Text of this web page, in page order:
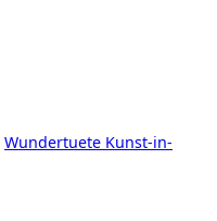
Wundertuete Kunst-in-